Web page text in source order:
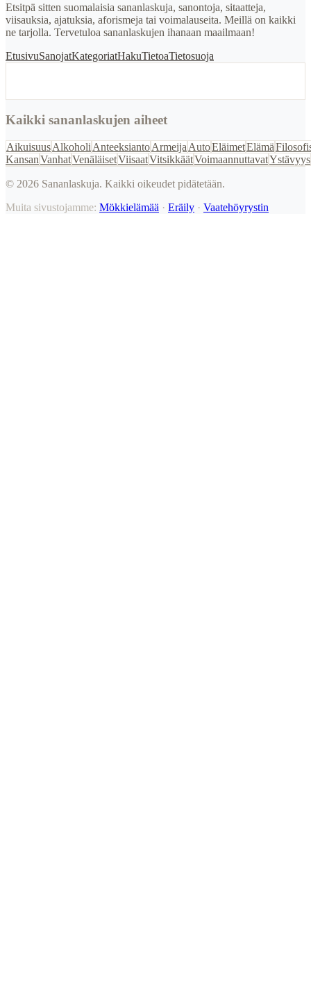
Etsitpä sitten suomalaisia sananlaskuja, sanontoja, sitaatteja,
viisauksia, ajatuksia, aforismeja tai voimalauseita. Meillä on kaikki
ne tarjolla. Tervetuloa sananlaskujen ihanaan maailmaan!
EtusivuSanojatKategoriatHakuTietoaTietosuoja
Kaikki sananlaskujen aiheet
AikuisuusAlkoholi AnteeksiantoArmeija AutoEläimetElämä
KansanVanhatVenäläisetViisaatVitsikkäätVoimaannuttavatYstävyys
© 2026 Sananlaskuja. Kaikki oikeudet pidätetään.
Muita sivustojamme: Mökkielämää · Eräily · Vaatehöyrystin